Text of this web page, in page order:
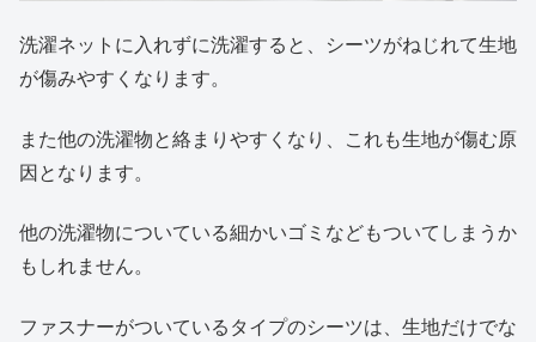
洗濯ネットに入れずに洗濯すると、シーツがねじれて生地
が傷みやすくなります。
また他の洗濯物と絡まりやすくなり、これも生地が傷む原
因となります。
他の洗濯物についている細かいゴミなどもついてしまうか
もしれません。
ファスナーがついているタイプのシーツは、生地だけでな